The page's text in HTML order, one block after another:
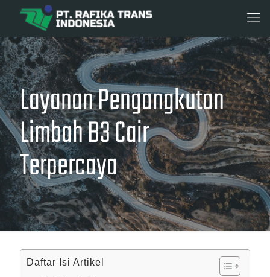
Layanan Pengangkutan
Limbah B3 Cair
Terpercaya
Daftar Isi Artikel